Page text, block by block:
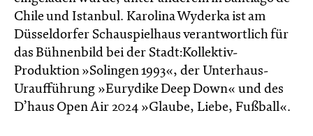
Chile und Istanbul. Karolina Wyderka ist am
Düsseldorfer Schauspielhaus verantwortlich für
das Bühnenbild bei der Stadt:Kollektiv-
Produktion »Solingen 1993«, der Unterhaus-
Uraufführung »Eurydike Deep Down« und des
D’haus Open Air 2024 »Glaube, Liebe, Fußball«.